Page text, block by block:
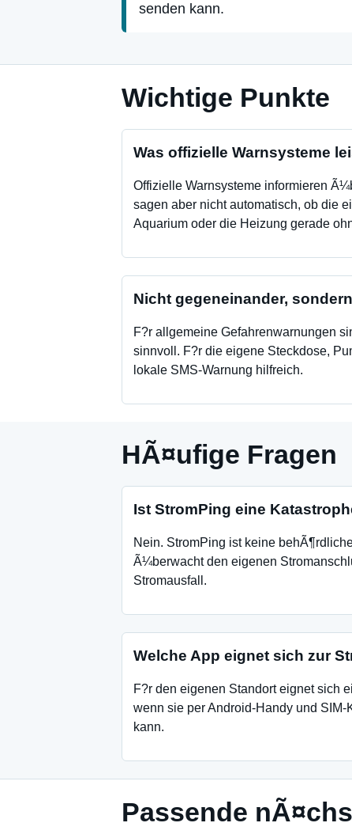
senden kann.
Wichtige Punkte
Was offizielle Warnsysteme
Offizielle Warnsysteme informieren
sagen aber nicht automatisch, ob die
Aquarium oder die Heizung gerade
Nicht gegeneinander,
F?r allgemeine Gefahrenwarnungen
sinnvoll. F?r die eigene Steckdose,
lokale SMS-Warnung hilfreich.
HÃ¤ufige Fragen
Ist StromPing eine
Nein. StromPing ist keine
Ã¼berwacht den eigenen
Stromausfall.
Welche App eignet sich zur
F?r den eigenen Standort eignet sich
wenn sie per Android-Handy und SIM-
kann.
Passende